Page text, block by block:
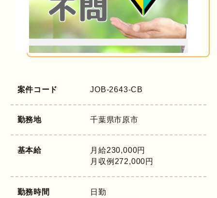
案件コード JOB-2643-CB
勤務地 千葉県市原市
基本給
月給230,000円
月収例272,000円
勤務時間
日勤